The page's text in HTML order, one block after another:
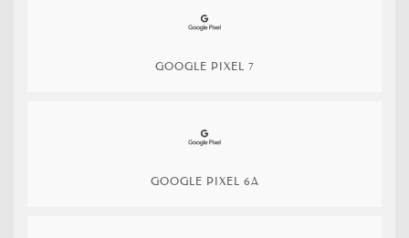
GOOGLE PIXEL 7
GOOGLE PIXEL 6A